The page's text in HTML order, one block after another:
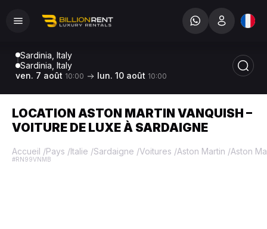
Sardinia, Italy
Sardinia, Italy
ven. 7 août 10:00 lun. 10 août 10:00
LOCATION ASTON MARTIN VANQUISH –
VOITURE DE LUXE À SARDAIGNE
Accueil /Pays /Italie /Sardaigne /Voitures /Aston Martin /Aston
#RN99VNMB